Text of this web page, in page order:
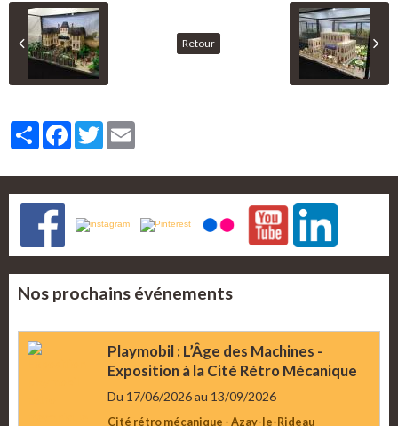
Retour
PartagerFacebook
Twitter
Nos prochains événements
Playmobil : L’Âge des Machines -
Exposition à la Cité Rétro Mécanique
Du 17/06/2026au 13/09/2026
Cité rétro mécanique - Azay-le-Rideau